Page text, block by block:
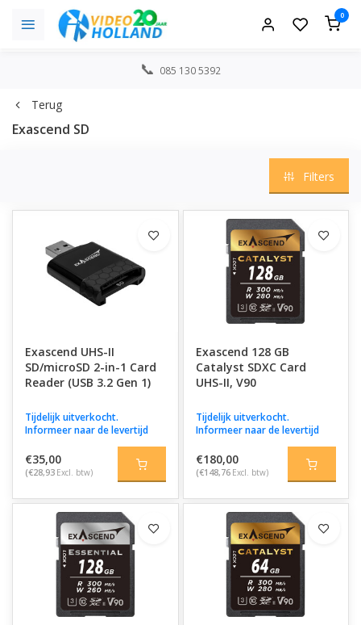
0
085 130 5392
Terug
Exascend SD
Filters
Exascend UHS-II
SD/microSD 2-in-1 Card
Reader (USB 3.2 Gen 1)
Tijdelijk uitverkocht.
Informeer naar de levertijd
€35,00
(€28,93 Excl. btw)
Exascend 128 GB
Catalyst SDXC Card
UHS-II, V90
Tijdelijk uitverkocht.
Informeer naar de levertijd
€180,00
(€148,76 Excl. btw)